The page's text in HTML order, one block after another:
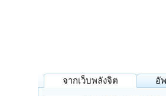
จากเว็บพลังจิต อั